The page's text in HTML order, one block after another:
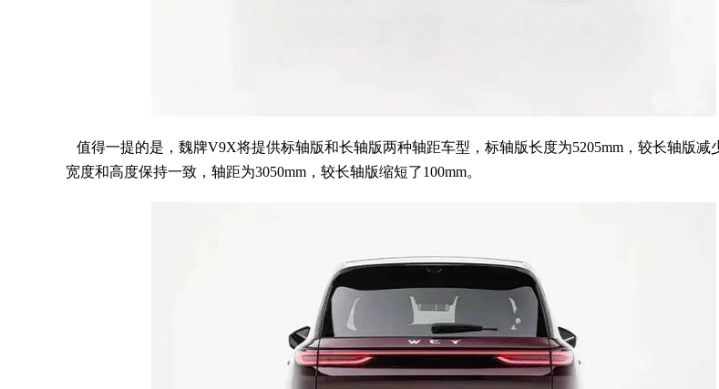
值得一提的是，魏牌V9X将提供标轴版和长轴版两种轴距车型，标轴版长度为5205mm，较长轴版减
宽度和高度保持一致，轴距为3050mm，较长轴版缩短了100mm。